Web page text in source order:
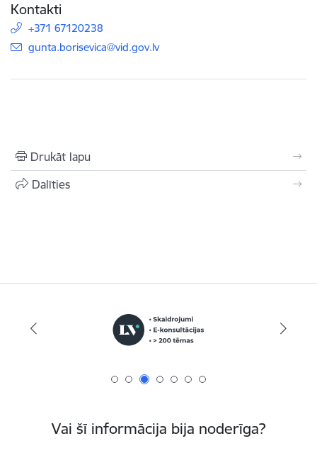
Kontakti
+371 67120238
E-pasts:
gunta.borisevica@vid.gov.lv
Drukāt lapu
Dalīties
Vai šī informācija bija noderīga?